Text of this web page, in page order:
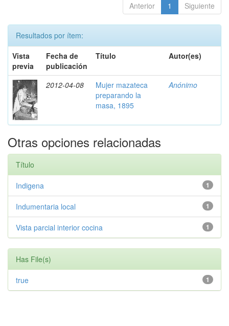
Anterior 1 Siguiente
Resultados por ítem:
Vista
previa
Fecha de
publicación
Título Autor(es)
2012-04-08
Mujer mazateca
preparando la
masa, 1895
Anónimo
Otras opciones relacionadas
Título
1
Indigena
1
Indumentaria local
1
Vista parcial interior cocina
Has File(s)
1
true